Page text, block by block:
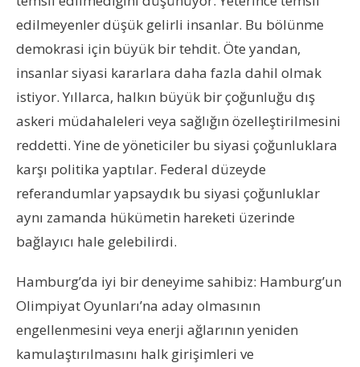
edilmeyenler düşük gelirli insanlar. Bu bölünme
demokrasi için büyük bir tehdit. Öte yandan,
insanlar siyasi kararlara daha fazla dahil olmak
istiyor. Yıllarca, halkın büyük bir çoğunluğu dış
askeri müdahaleleri veya sağlığın özelleştirilmesini
reddetti. Yine de yöneticiler bu siyasi çoğunluklara
karşı politika yaptılar. Federal düzeyde
referandumlar yapsaydık bu siyasi çoğunluklar
aynı zamanda hükümetin hareketi üzerinde
bağlayıcı hale gelebilirdi.
Hamburg’da iyi bir deneyime sahibiz: Hamburg’un
Olimpiyat Oyunları’na aday olmasının
engellenmesini veya enerji ağlarının yeniden
kamulaştırılmasını halk girişimleri ve